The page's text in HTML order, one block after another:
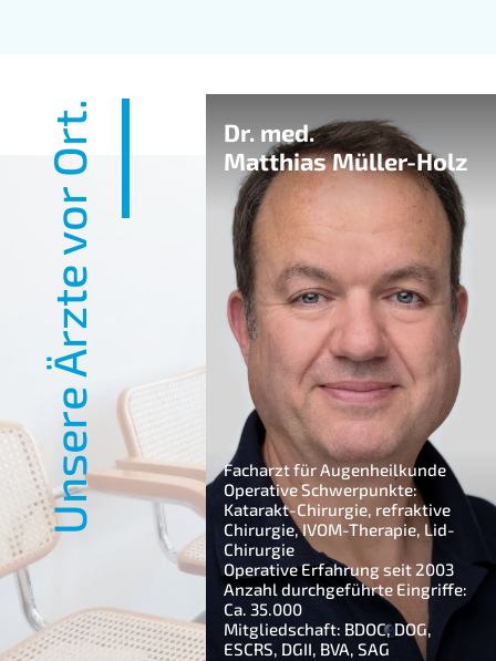
Unsere Ärzte vor Ort.
Augenheilkunde
Refraktive
IVOM-Therapie,
seit 2016
DOG, SAG
Dr. med.
Matthias Müller-Holz
Facharzt für Augenheilkunde
Operative Schwerpunkte:
Katarakt-Chirurgie, refraktive
Chirurgie, IVOM-Therapie, Lid-
Chirurgie
Operative Erfahrung seit 2003
Anzahl durchgeführte Eingriffe:
Ca. 35.000
Mitgliedschaft: BDOC, DOG,
ESCRS, DGII, BVA, SAG